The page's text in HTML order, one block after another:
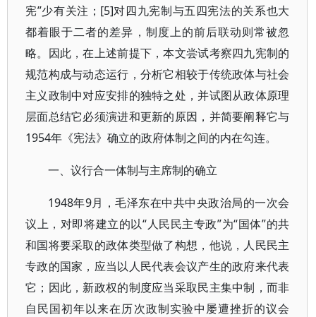
宪”少有关注；[5]对四九宪制与五四宪法的关系也大
都着眼于二者的差异，制度上的前后联动则常被忽
略。因此，在上述前提下，本文尝试考察四九宪制的
规范构成与动态运行，分析它相较于传统政体与社会
主义政制中对应安排的独特之处，并试图从政体原理
层面总结它必须演进和更新的原因，并简要阐释它与
1954年《宪法》确立的政府体制之间的内在勾连。
一、议行合一体制与主席制的确立
1948年9月，毛泽东在中共中央政治局的一次会
议上，对即将建立的以“人民民主专政”为“国体”的共
和国将要采取的政体类型做了构想，他说，人民民主
专政的国家，应当以人民代表会议产生的政府来代表
它；因此，新政权的制度应当采取民主集中制，而非
自民国初年以来在历次政制实验中屡遭挫折的议会